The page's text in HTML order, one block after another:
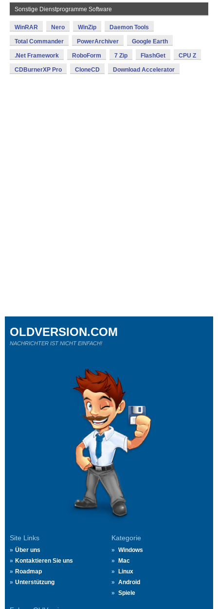
Sonstige Dienstprogramme Software
WinRAR Nero WinZip Daemon Tools
Total Commander PowerArchiver Google Earth
.Net Framework RoboForm 7 Zip FlashGet CPU Z
CDBurnerXP Pro CloneCD Download Accelerator
Site Links
Über uns
Kontaktieren Sie uns
Roadmap
Unterstützung
Kategorie
Windows
Mac
Linux
Android
Spiele
OLDVERSION.COM
NACHRICHTER IST NICHT EINFACH!